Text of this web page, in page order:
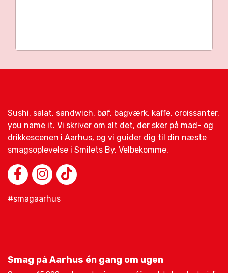
Sushi, salat, sandwich, bøf, bagværk, kaffe, croissanter,
you name it. Vi skriver om alt det, der sker på mad- og
drikkescenen i Aarhus, og vi guider dig til din næste
smagsoplevelse i Smilets By. Velbekomme.
#smagaarhus
Smag på Aarhus én gang om ugen